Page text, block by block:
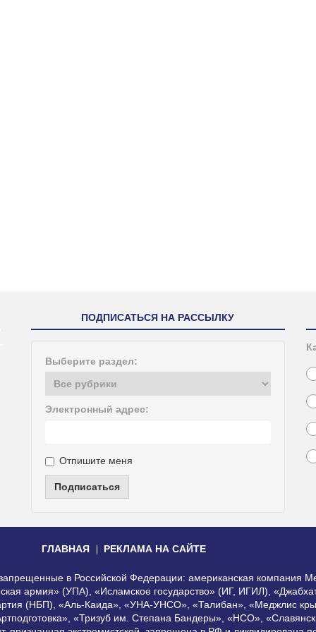
ПОДПИСАТЬСЯ НА РАССЫЛКУ
Выберите раздел:
Электронный адрес:
Отпишите меня
Подписаться
ГЛАВНАЯ РЕКЛАМА НА САЙТЕ
запрещенные в Российской Федерации: американская компания
армия» (УПА), «Исламское государство» (ИГ, ИГИЛ),
(НБП), «Аль-Каида», «УНА-УНСО», «Талибан», «Меджлис
«Тризуб им. Степана Бандеры», «НСО»,